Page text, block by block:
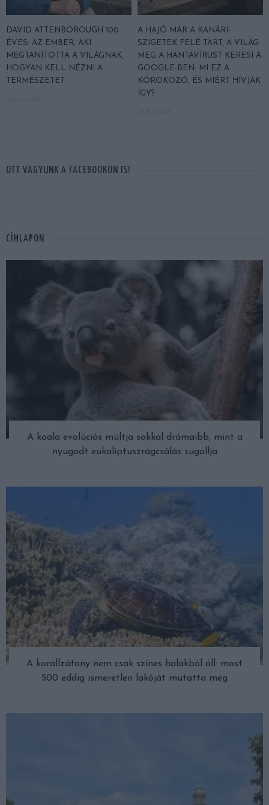
DAVID ATTENBOROUGH 100
ÉVES: AZ EMBER, AKI
MEGTANÍTOTTA A VILÁGNAK,
HOGYAN KELL NÉZNI A
TERMÉSZETET
A HAJÓ MÁR A KANÁRI-
SZIGETEK FELÉ TART, A VILÁG
MEG A HANTAVÍRUST KERESI A
GOOGLE-BEN: MI EZ A
KÓROKOZÓ, ÉS MIÉRT HÍVJÁK
ÍGY?
OTT VAGYUNK A FACEBOOKON IS!
CÍMLAPON
A koala evolúciós múltja sokkal drámaibb, mint a
nyugodt eukaliptuszrágcsálás sugallja
A korallzátony nem csak színes halakból áll: most
500 eddig ismeretlen lakóját mutatta meg